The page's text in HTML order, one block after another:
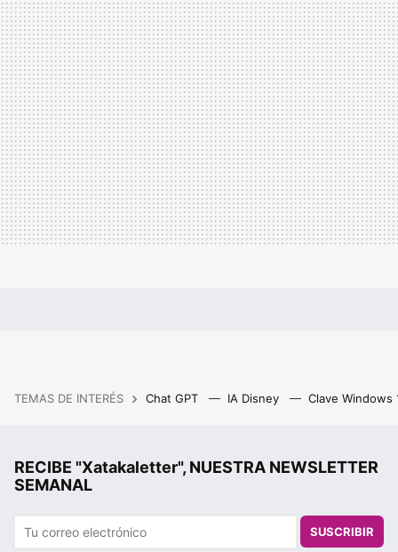
TEMAS DE INTERÉS Chat GPT IA Disney Clave Windows
RECIBE "Xatakaletter", NUESTRA NEWSLETTER
SEMANAL
SUSCRIBIR